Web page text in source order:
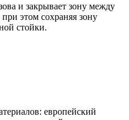
и закрывает зону между
этом сохраняя зону
стойки.
европейский